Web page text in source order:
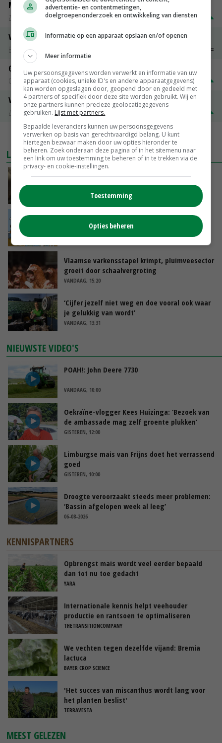
Magere melkpoeder
Zuivel NL
€ 269,00 € 7,00
Vleeskuikens 2001-2600 gr
Barneveld
Gerst
Groningen
€ 197,00 € 2,00
Volle melkpoeder
Zuivel NL
MEER MARKTPRIJZEN
LAATSTE NIEUWS
‘Samenwerking A-ware en Amalthea gaat
zorgen voor meer balans’
VANDAAG, 16:01
Internationale vraag naar geitenzuivel blijft
groot: Nederland in Europese top
VANDAAG, 15:33
Vlaamse varkensstapel krimpt, pluimveesector
groeit door schaalvergroting
VANDAAG, 15:20
‘Cijfer jezelf niet weg en doe vooral ook waar
je gelukkig van wordt’
VANDAAG, 13:31
NIEUWSTE VIDEO'S
POAH!: John Deere 7730
VANDAAG, 10:00
Oekraïne-vlogger Kees Huizinga: ‘Bezoek van
de ambassade mag zelf groente plukken’
GISTEREN, 12:00
Limburgse mais van Frijns doet het verrassend
goed
GISTEREN, 10:00
Droogte veroorzaakt steeds meer problemen:
‘Bassin afgelopen week al leeg’
06-08-2026
KENNISPARTNERS
Opbrengst mais wordt veel eerder bepaald
dan tot nu toe gedacht
YARA
Internationale kennis helpt veehouder
productie en rantsoen te optimaliseren
THETRANSITIONCOMPANY
We vechten tegen dezelfde vijand: Bremia
lactuca
BAYER CROP SCIENCE
'Het succes van miscanthus wordt lang voor
het planten beslist'
TERRAVESTA
MEEST GELEZEN
advertentie- en contentmetingen,
doelgroepenonderzoek en ontwikkeling van diensten
Informatie op een apparaat opslaan en/of openen
Meer informatie
Uw persoonsgegevens worden verwerkt en informatie van uw
apparaat (cookies, unieke ID's en andere apparaatgegevens)
kan worden opgeslagen door, geopend door en gedeeld met
4 partners of specifiek door deze site worden gebruikt. Wij en
onze partners kunnen precieze geolocatiegegevens
gebruiken. Lijst met partners.
Bepaalde leveranciers kunnen uw persoonsgegevens
verwerken op basis van gerechtvaardigd belang. U kunt
hiertegen bezwaar maken door uw opties hieronder te
beheren. Zoek onderaan deze pagina of in het sitemenu naar
een link om uw toestemming te beheren of in te trekken via de
privacy- en cookie-instellingen.
Toestemming
Opties beheren